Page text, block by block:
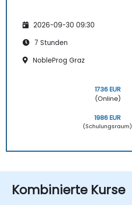
2026-09-30 09:30
7 Stunden
NobleProg Graz
1736 EUR
(Online)
1986 EUR
(Schulungsraum)
Kombinierte Kurse